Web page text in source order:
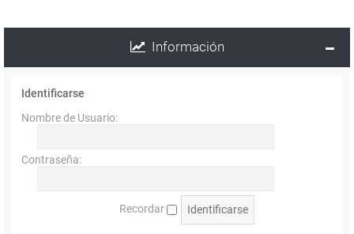
Información
Identificarse
Nombre de Usuario:
Contraseña:
Recordar